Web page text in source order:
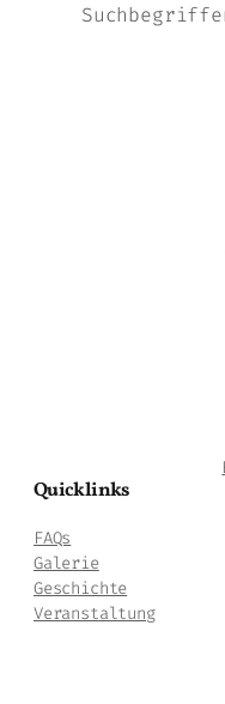
Quicklinks
FAQs
Galerie
Geschichte
Veranstaltung